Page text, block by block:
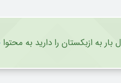
بار به ازبکستان را دارید به محتوا